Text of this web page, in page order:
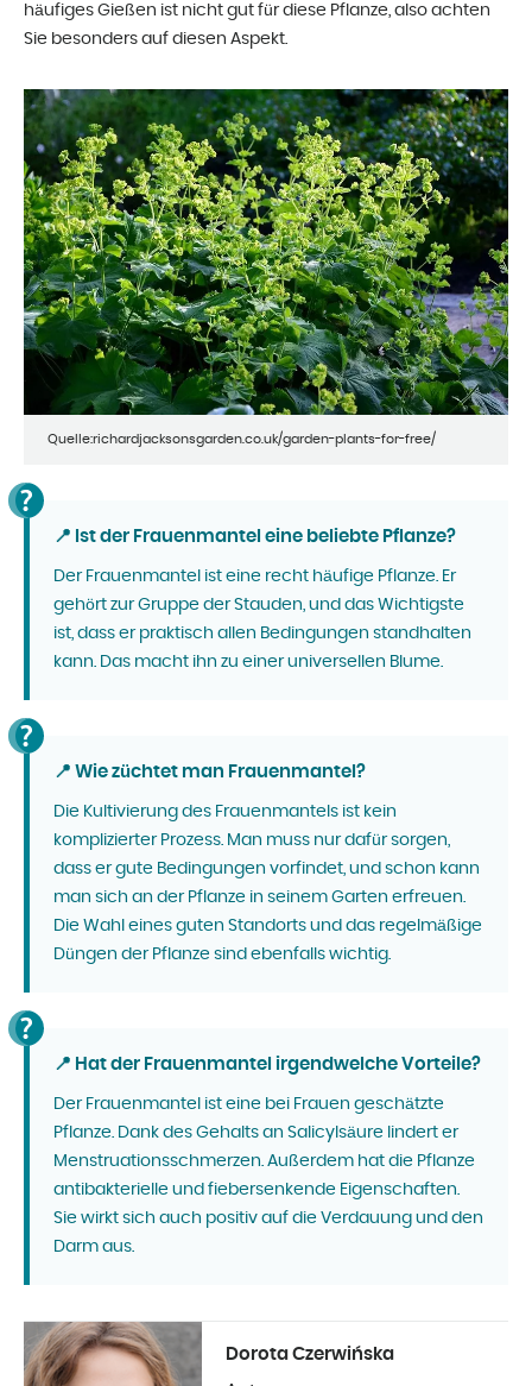
häufiges Gießen ist nicht gut für diese Pflanze, also achten
Sie besonders auf diesen Aspekt.
Quelle:richardjacksonsgarden.co.uk/garden-plants-for-free/
📍 Ist der Frauenmantel eine beliebte Pflanze?
Der Frauenmantel ist eine recht häufige Pflanze. Er
gehört zur Gruppe der Stauden, und das Wichtigste
ist, dass er praktisch allen Bedingungen standhalten
kann. Das macht ihn zu einer universellen Blume.
📍 Wie züchtet man Frauenmantel?
Die Kultivierung des Frauenmantels ist kein
komplizierter Prozess. Man muss nur dafür sorgen,
dass er gute Bedingungen vorfindet, und schon kann
man sich an der Pflanze in seinem Garten erfreuen.
Die Wahl eines guten Standorts und das regelmäßige
Düngen der Pflanze sind ebenfalls wichtig.
📍 Hat der Frauenmantel irgendwelche Vorteile?
Der Frauenmantel ist eine bei Frauen geschätzte
Pflanze. Dank des Gehalts an Salicylsäure lindert er
Menstruationsschmerzen. Außerdem hat die Pflanze
antibakterielle und fiebersenkende Eigenschaften.
Sie wirkt sich auch positiv auf die Verdauung und den
Darm aus.
Dorota Czerwińska